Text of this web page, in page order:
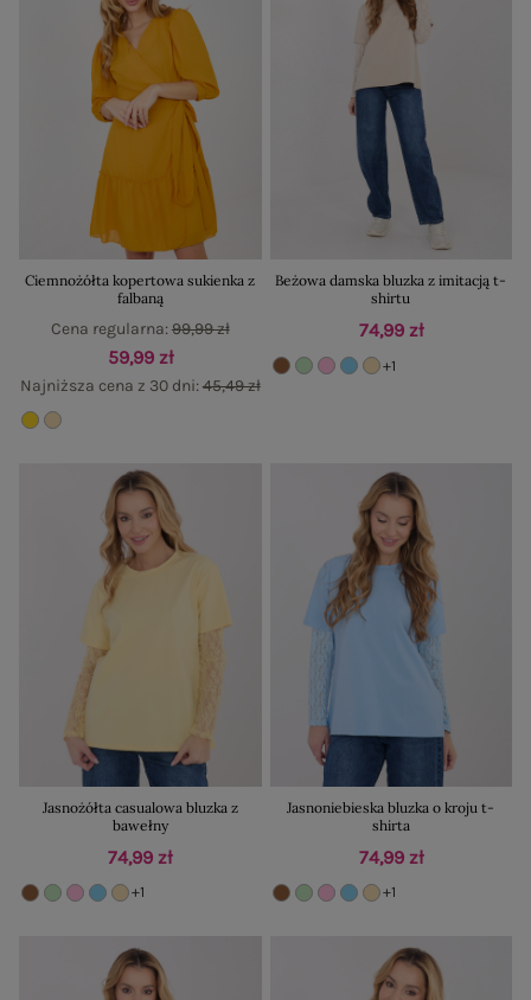
Ciemnożółta kopertowa sukienka z
falbaną
59,99 zł
Najniższa cena z 30 dni:45,49 zł
Cena regularna:99,99 zł
Beżowa damska bluzka z imitacją t-
shirtu
74,99 zł
+1
Jasnożółta casualowa bluzka z
bawełny
74,99 zł
+1
Jasnoniebieska bluzka o kroju t-
shirta
74,99 zł
+1